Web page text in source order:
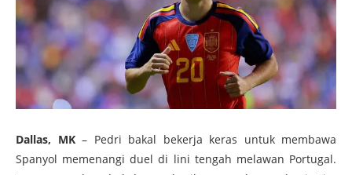
Dallas, MK– Pedri bakal bekerja keras untuk membawa
Spanyol memenangi duel di lini tengah melawan Portugal.